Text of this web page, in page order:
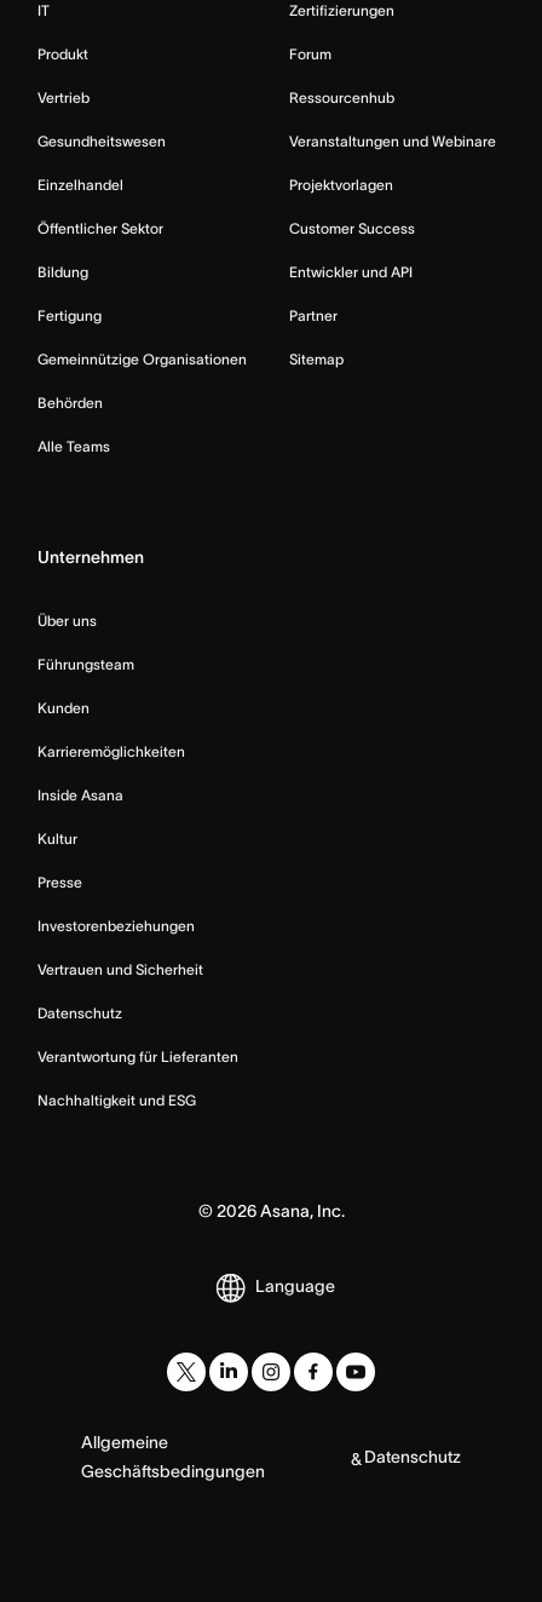
IT
Produkt
Vertrieb
Gesundheitswesen
Einzelhandel
Öffentlicher Sektor
Bildung
Fertigung
Gemeinnützige Organisationen
Behörden
Alle Teams
Zertifizierungen
Forum
Ressourcenhub
Veranstaltungen und Webinare
Projektvorlagen
Customer Success
Entwickler und API
Partner
Sitemap
Unternehmen
Über uns
Führungsteam
Kunden
Karrieremöglichkeiten
Inside Asana
Kultur
Presse
Investorenbeziehungen
Vertrauen und Sicherheit
Datenschutz
Verantwortung für Lieferanten
Nachhaltigkeit und ESG
© 2026Asana, Inc.
Language
Allgemeine
Geschäftsbedingungen
& Datenschutz